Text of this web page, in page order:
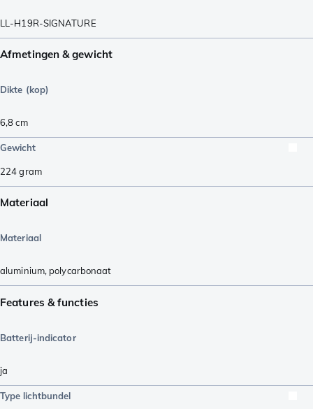
LL-H19R-SIGNATURE
Afmetingen & gewicht
Dikte (kop)
6,8cm
Gewicht
224gram
Materiaal
Materiaal
aluminium, polycarbonaat
Features & functies
Batterij-indicator
ja
Type lichtbundel